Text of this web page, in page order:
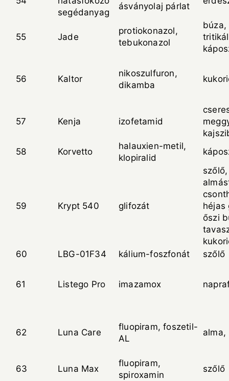
segédanyag
ásványolaj párlat
55 Jade
protiokonazol,
tebukonazol
búza,
56 Kaltor
nikoszulfuron,
dikamba
57 Kenja izofetamid
58
Korvetto
halauxien-metil,
klopiralid
59 Krypt 540 glifozát
szőlő,
héjas
őszi
60
LBG-01F34 kálium-foszfonát szőlő
61 Listego Pro imazamox
62 Luna Care
fluopiram, foszetil-
AL
alma,
63 Luna Max
fluopiram,
spiroxamin
szőlő